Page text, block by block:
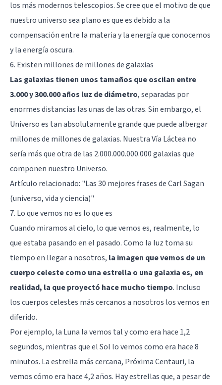
los más modernos telescopios. Se cree que el motivo de que
nuestro universo sea plano es que es debido a la
compensación entre la materia y la energía que conocemos
y la energía oscura.
6. Existen millones de millones de galaxias
Las galaxias tienen unos tamaños que oscilan entre
3.000 y 300.000 años luz de diámetro, separadas por
enormes distancias las unas de las otras. Sin embargo, el
Universo es tan absolutamente grande que puede albergar
millones de millones de galaxias. Nuestra Vía Láctea no
sería más que otra de las 2.000.000.000.000 galaxias que
componen nuestro Universo.
Artículo relacionado: "Las 30 mejores frases de Carl Sagan
(universo, vida y ciencia)"
7. Lo que vemos no es lo que es
Cuando miramos al cielo, lo que vemos es, realmente, lo
que estaba pasando en el pasado. Como la luz toma su
tiempo en llegar a nosotros, la imagen que vemos de un
cuerpo celeste como una estrella o una galaxia es, en
realidad, la que proyectó hace mucho tiempo. Incluso
los cuerpos celestes más cercanos a nosotros los vemos en
diferido.
Por ejemplo, la Luna la vemos tal y como era hace 1,2
segundos, mientras que el Sol lo vemos como era hace 8
minutos. La estrella más cercana, Próxima Centauri, la
vemos cómo era hace 4,2 años. Hay estrellas que, a pesar de